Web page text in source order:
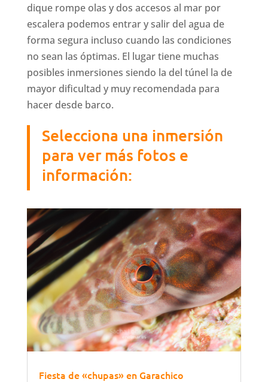
dique rompe olas y dos accesos al mar por
escalera podemos entrar y salir del agua de
forma segura incluso cuando las condiciones
no sean las óptimas. El lugar tiene muchas
posibles inmersiones siendo la del túnel la de
mayor dificultad y muy recomendada para
hacer desde barco.
Selecciona una inmersión
para ver más fotos e
información:
Fiesta de «chupas» en Garachico